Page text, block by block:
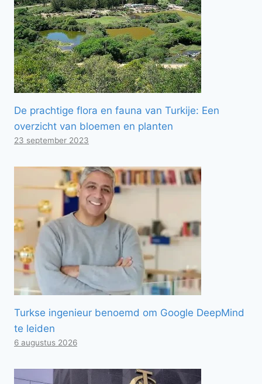
De prachtige flora en fauna van Turkije: Een
overzicht van bloemen en planten
23 september 2023
Turkse ingenieur benoemd om Google DeepMind
te leiden
6 augustus 2026